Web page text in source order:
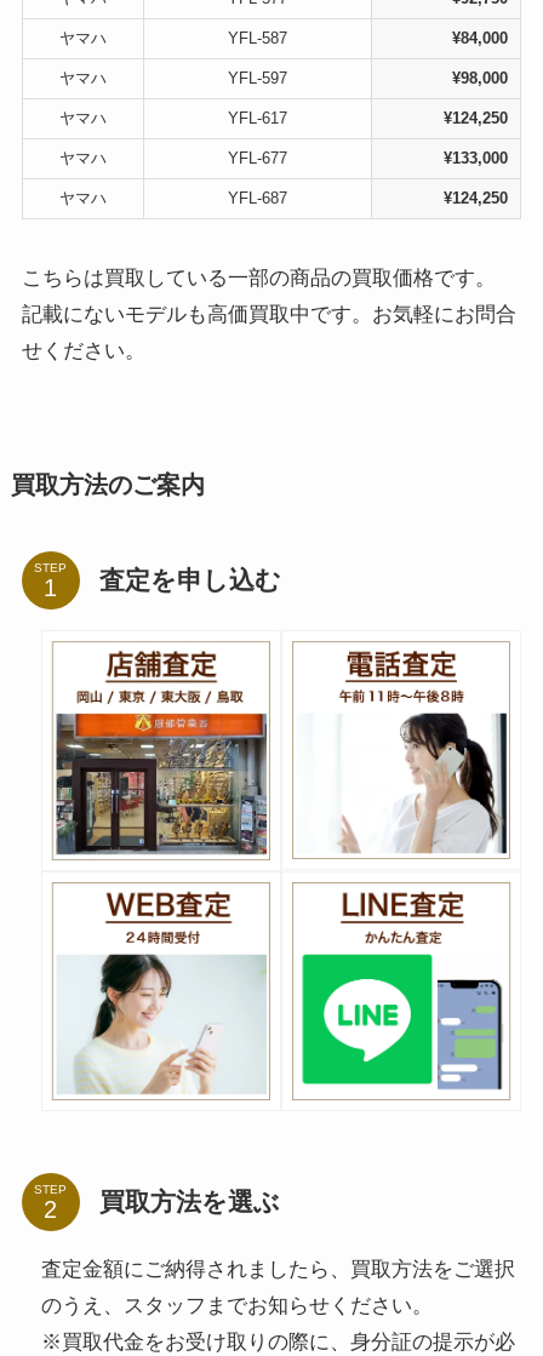
ヤマハ YFL-587 ¥84,000
ヤマハ YFL-597 ¥98,000
ヤマハ YFL-617 ¥124,250
ヤマハ YFL-677 ¥133,000
ヤマハ YFL-687 ¥124,250
こちらは買取している一部の商品の買取価格です。
記載にないモデルも高価買取中です。お気軽にお問合
せください。
買取方法のご案内
STEP 査定を申し込む
STEP 買取方法を選ぶ
査定金額にご納得されましたら、買取方法をご選択
のうえ、スタッフまでお知らせください。
※買取代金をお受け取りの際に、身分証の提示が必